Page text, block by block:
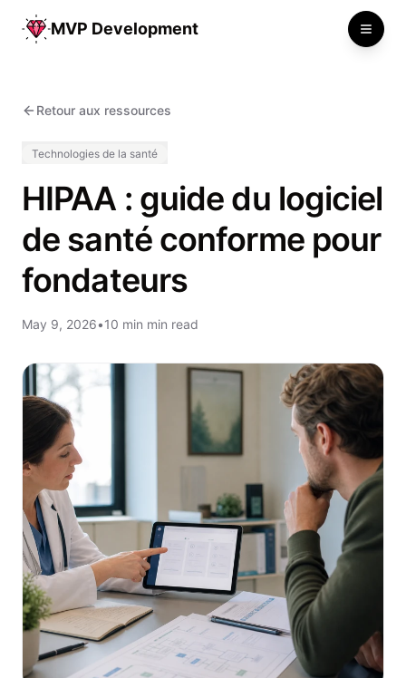
MVP Development
Retour aux ressources
Technologies de la santé
HIPAA : guide du logiciel
de santé conforme pour
fondateurs
May 9, 2026•10 min min read